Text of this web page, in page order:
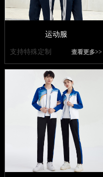
运动服
支持特殊定制 查看更多>>